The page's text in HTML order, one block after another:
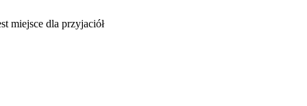
miejsce dla przyjaciół